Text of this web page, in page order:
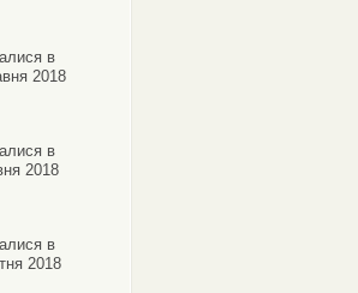
в
2018
в
2018
в
2018